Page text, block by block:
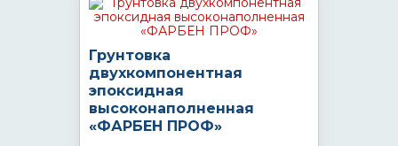
Грунтовка
двухкомпонентная
эпоксидная
высоконаполненная
«ФАРБЕН ПРОФ»